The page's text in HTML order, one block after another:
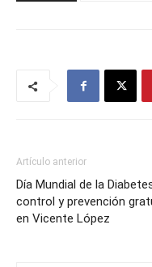
Artículo anterior
Día Mundial de la
control y prevención
en Vicente López